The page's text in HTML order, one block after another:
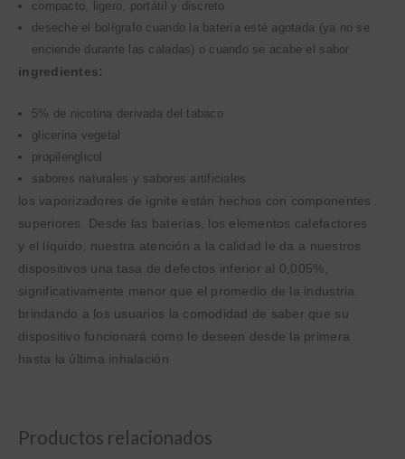
compacto, ligero, portátil y discreto
deseche el bolígrafo cuando la batería esté agotada (ya no se
enciende durante las caladas) o cuando se acabe el sabor
ingredientes:
5% de nicotina derivada del tabaco
glicerina vegetal
propilenglicol
sabores naturales y sabores artificiales
los vaporizadores de ignite están hechos con componentes
superiores. Desde las baterías, los elementos calefactores
y el líquido, nuestra atención a la calidad le da a nuestros
dispositivos una tasa de defectos inferior al 0,005%,
significativamente menor que el promedio de la industria.
brindando a los usuarios la comodidad de saber que su
dispositivo funcionará como lo deseen desde la primera
hasta la última inhalación
Productos relacionados